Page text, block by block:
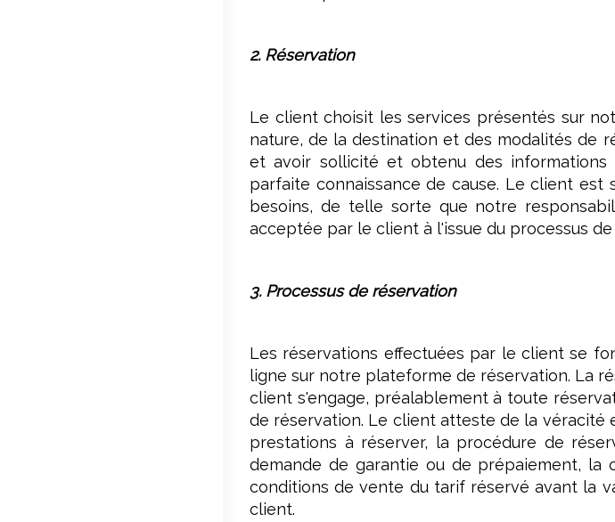
2. Réservation
Le client choisit les services présentés sur
nature, de la destination et des modalités de
et avoir sollicité et obtenu des informations
parfaite connaissance de cause. Le client
besoins, de telle sorte que notre
acceptée par le client à l'issue du processus
3. Processus de réservation
Les réservations effectuées par le client se
ligne sur notre plateforme de réservation. La
client s'engage, préalablement à toute
de réservation. Le client atteste de la véracité
prestations à réserver, la procédure de
demande de garantie ou de prépaiement, la
conditions de vente du tarif réservé avant la
client.